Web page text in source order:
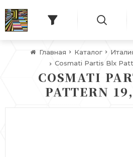
Главная Каталог
Cosmati Partis Blx
COSMATI
PATTERN